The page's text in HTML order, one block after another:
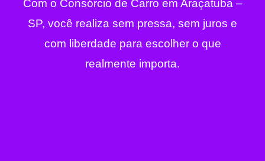
Com o Consórcio de Carro em Araçatuba –
SP, você realiza sem pressa, sem juros e
com liberdade para escolher o que
realmente importa.